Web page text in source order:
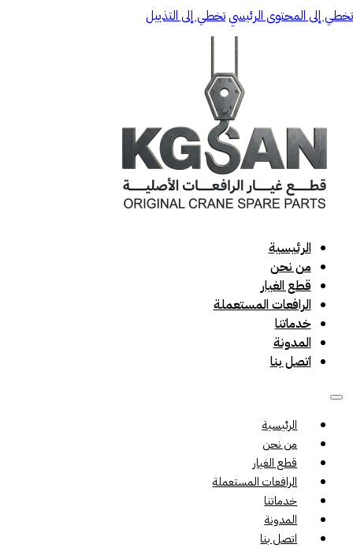
تخطي إلى المحتوى الرئيسيتخطي إلى التذييل
الرئيسية
من نحن
قطع الغيار
الرافعات المستعملة
خدماتنا
المدونة
اتصل بنا
الرئيسية
من نحن
قطع الغيار
الرافعات المستعملة
خدماتنا
المدونة
اتصل بنا